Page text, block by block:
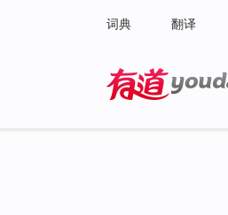
词典 翻译